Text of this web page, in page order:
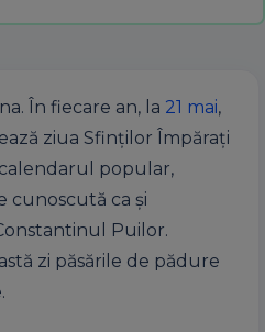
În fiecare an, la 21 mai,
ziua Sfinților Împărați
popular,
cunoscută ca și
Puilor.
zi păsările de pădure